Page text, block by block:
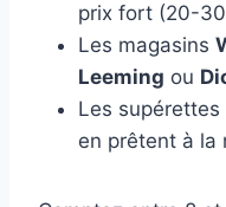
prix fort (20-
Les magasins
Leeming ou
Les
en prêtent à la